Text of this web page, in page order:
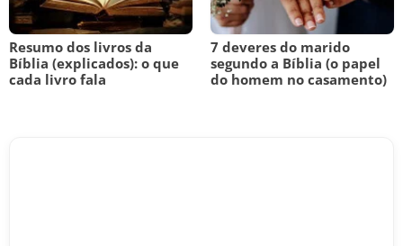
Resumo dos livros da
Bíblia (explicados): o que
cada livro fala
7 deveres do marido
segundo a Bíblia (o papel
do homem no casamento)